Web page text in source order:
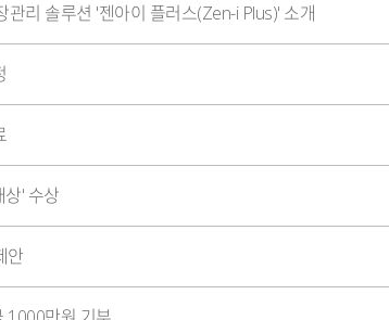
리 솔루션 '젠아이 플러스(Zen-i Plus)' 소개
' 수상
안